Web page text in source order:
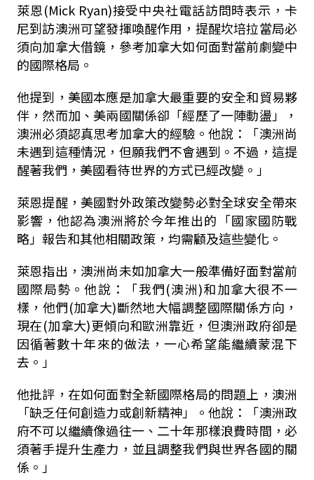
萊恩(Mick Ryan)接受中央社電話訪問時表示，卡
尼到訪澳洲可望發揮喚醒作用，提醒坎培拉當局必
須向加拿大借鏡，參考加拿大如何面對當前劇變中
的國際格局。
他提到，美國本應是加拿大最重要的安全和貿易夥
伴，然而加、美兩國關係卻「經歷了一陣動盪」，
澳洲必須認真思考加拿大的經驗。他說：「澳洲尚
未遇到這種情況，但願我們不會遇到。不過，這提
醒著我們，美國看待世界的方式已經改變。」
萊恩提醒，美國對外政策改變勢必對全球安全帶來
影響，他認為澳洲將於今年推出的「國家國防戰
略」報告和其他相關政策，均需顧及這些變化。
萊恩指出，澳洲尚未如加拿大一般準備好面對當前
國際局勢。他說：「我們(澳洲)和加拿大很不一
樣，他們(加拿大)斷然地大幅調整國際關係方向，
現在(加拿大)更傾向和歐洲靠近，但澳洲政府卻是
因循著數十年來的做法，一心希望能繼續蒙混下
去。」
他批評，在如何面對全新國際格局的問題上，澳洲
「缺乏任何創造力或創新精神」。他說：「澳洲政
府不可以繼續像過往一、二十年那樣浪費時間，必
須著手提升生產力，並且調整我們與世界各國的關
係。」